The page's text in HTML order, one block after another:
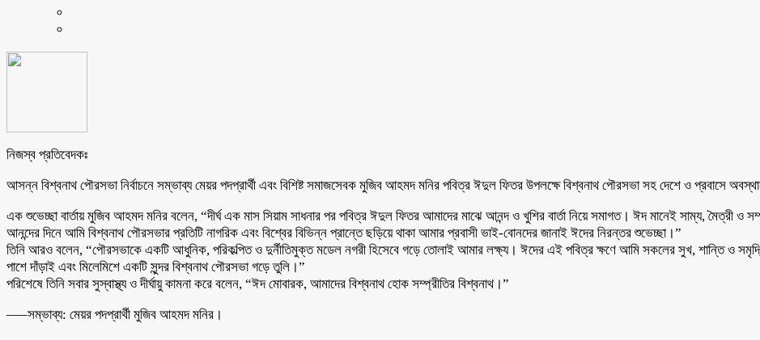
নিজস্ব প্রতিবেদকঃ
আসন্ন বিশ্বনাথ পৌরসভা নির্বাচনে সম্ভাব্য মেয়র পদপ্রার্থী এবং বিশিষ্ট সমাজসেবক মুজিব আহমদ মনির পবিত্র ঈদুল ফিতর উপলক্ষে বিশ্বনাথ পৌরসভা সহ দেশে ও প্রবাসে
এক শুভেচ্ছা বার্তায় মুজিব আহমদ মনির বলেন, “দীর্ঘ এক মাস সিয়াম সাধনার পর পবিত্র ঈদুল ফিতর আমাদের মাঝে আনন্দ ও খুশির বার্তা নিয়ে সমাগত। ঈদ মানেই সাম্য, মৈত্রী ও
আনন্দের দিনে আমি বিশ্বনাথ পৌরসভার প্রতিটি নাগরিক এবং বিশ্বের বিভিন্ন প্রান্তে ছড়িয়ে থাকা আমার প্রবাসী ভাই-বোনদের জানাই ঈদের নিরন্তর শুভেচ্ছা।”
তিনি আরও বলেন, “পৌরসভাকে একটি আধুনিক, পরিকল্পিত ও দুর্নীতিমুক্ত মডেল নগরী হিসেবে গড়ে তোলাই আমার লক্ষ্য। ঈদের এই পবিত্র ক্ষণে আমি সকলের সুখ, শান্তি ও
পাশে দাঁড়াই এবং মিলেমিশে একটি সুন্দর বিশ্বনাথ পৌরসভা গড়ে তুলি।”
পরিশেষে তিনি সবার সুস্বাস্থ্য ও দীর্ঘায়ু কামনা করে বলেন, “ঈদ মোবারক, আমাদের বিশ্বনাথ হোক সম্প্রীতির বিশ্বনাথ।”
—–সম্ভাব্য: মেয়র পদপ্রার্থী মুজিব আহমদ মনির।